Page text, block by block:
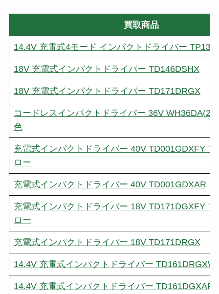
買取商品
14.4V 充電式4モード インパクトドライバー
18V 充電式インパクトドライバー TD146DSHX
18V 充電式インパクトドライバー TD171DRGX
コードレスインパクトドライバー 36V
色
充電式インパクトドライバー 40V TD001GDXFY
ロー
充電式インパクトドライバー 40V TD001GDXAR
充電式インパクトドライバー 18V TD171DGXFY
ロー
充電式インパクトドライバー 18V TD171DRGX
14.4V 充電式インパクトドライバー TD161DRGXW
14.4V 充電式インパクトドライバー TD161DGXAR